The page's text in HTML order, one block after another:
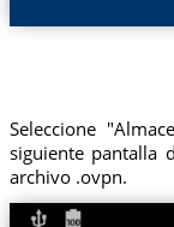
Seleccione
siguiente pantalla
archivo .ovpn.